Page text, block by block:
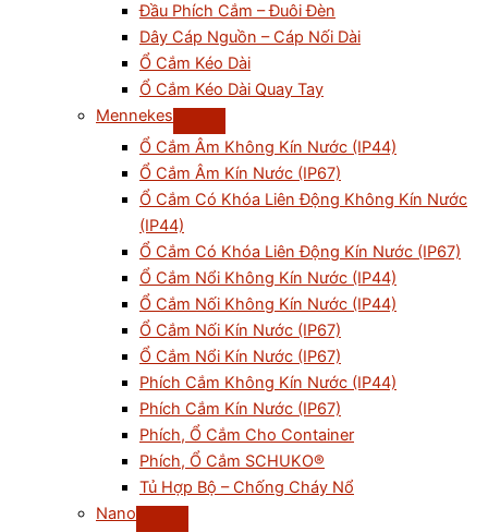
Đầu Phích Cắm – Đuôi Đèn
Dây Cáp Nguồn – Cáp Nối Dài
Ổ Cắm Kéo Dài
Ổ Cắm Kéo Dài Quay Tay
Mennekes
Ổ Cắm Âm Không Kín Nước (IP44)
Ổ Cắm Âm Kín Nước (IP67)
Ổ Cắm Có Khóa Liên Động Không Kín Nước
(IP44)
Ổ Cắm Có Khóa Liên Động Kín Nước (IP67)
Ổ Cắm Nổi Không Kín Nước (IP44)
Ổ Cắm Nối Không Kín Nước (IP44)
Ổ Cắm Nối Kín Nước (IP67)
Ổ Cắm Nổi Kín Nước (IP67)
Phích Cắm Không Kín Nước (IP44)
Phích Cắm Kín Nước (IP67)
Phích, Ổ Cắm Cho Container
Phích, Ổ Cắm SCHUKO®
Tủ Hợp Bộ – Chống Cháy Nổ
Nano